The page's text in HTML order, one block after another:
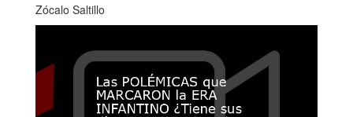
Zócalo Saltillo